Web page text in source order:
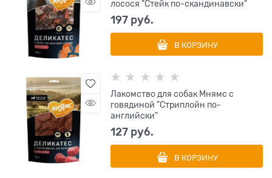
лосося "Стейк по-скандинавски"
197 руб.
В КОРЗИНУ
Лакомство для собак Мнямс с
говядиной "Стриплойн по-
английски"
127 руб.
В КОРЗИНУ